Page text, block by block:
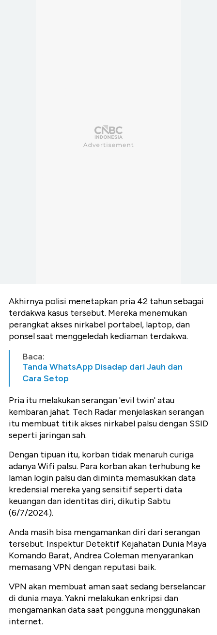
Akhirnya polisi menetapkan pria 42 tahun sebagai
terdakwa kasus tersebut. Mereka menemukan
perangkat akses nirkabel portabel, laptop, dan
ponsel saat menggeledah kediaman terdakwa.
Baca:
Tanda WhatsApp Disadap dari Jauh dan
Cara Setop
Pria itu melakukan serangan 'evil twin' atau
kembaran jahat. Tech Radar menjelaskan serangan
itu membuat titik akses nirkabel palsu dengan SSID
seperti jaringan sah.
Dengan tipuan itu, korban tidak menaruh curiga
adanya Wifi palsu. Para korban akan terhubung ke
laman login palsu dan diminta memasukkan data
kredensial mereka yang sensitif seperti data
keuangan dan identitas diri, dikutip Sabtu
(6/7/2024).
Anda masih bisa mengamankan diri dari serangan
tersebut. Inspektur Detektif Kejahatan Dunia Maya
Komando Barat, Andrea Coleman menyarankan
memasang VPN dengan reputasi baik.
VPN akan membuat aman saat sedang berselancar
di dunia maya. Yakni melakukan enkripsi dan
mengamankan data saat pengguna menggunakan
internet.